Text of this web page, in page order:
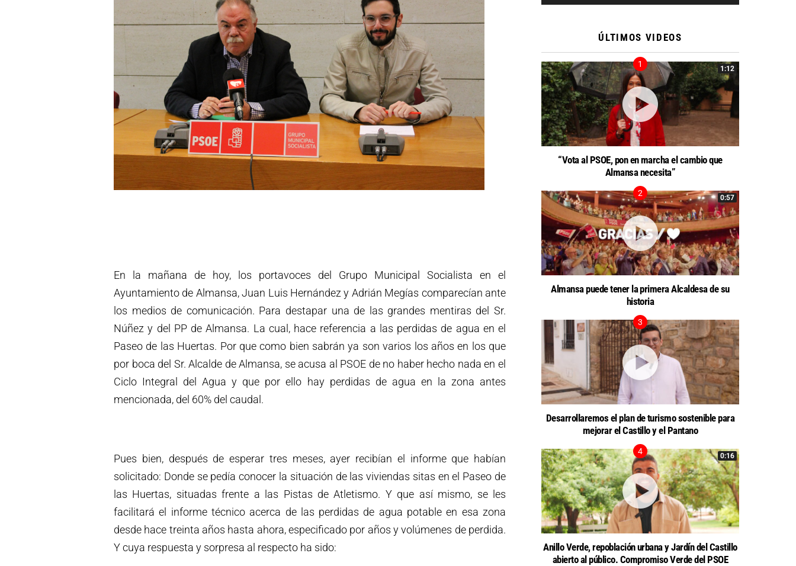
En la mañana de hoy, los portavoces del Grupo Municipal Socialista en el
Ayuntamiento de Almansa, Juan Luis Hernández y Adrián Megías comparecían ante
los medios de comunicación. Para destapar una de las grandes mentiras del Sr.
Núñez y del PP de Almansa. La cual, hace referencia a las perdidas de agua en el
Paseo de las Huertas. Por que como bien sabrán ya son varios los años en los que
por boca del Sr. Alcalde de Almansa, se acusa al PSOE de no haber hecho nada en el
Ciclo Integral del Agua y que por ello hay perdidas de agua en la zona antes
mencionada, del 60% del caudal.
Pues bien, después de esperar tres meses, ayer recibían el informe que habían
solicitado: Donde se pedía conocer la situación de las viviendas sitas en el Paseo de
las Huertas, situadas frente a las Pistas de Atletismo. Y que así mismo, se les
facilitará el informe técnico acerca de las perdidas de agua potable en esa zona
desde hace treinta años hasta ahora, especificado por años y volúmenes de perdida.
Y cuya respuesta y sorpresa al respecto ha sido:
ÚLTIMOS VIDEOS
1:12
“Vota al PSOE, pon en marcha el cambio que
Almansa necesita”
0:57
Almansa puede tener la primera Alcaldesa de su
historia
Desarrollaremos el plan de turismo sostenible para
mejorar el Castillo y el Pantano
0:16
Anillo Verde, repoblación urbana y Jardín del Castillo
abierto al público. Compromiso Verde del PSOE